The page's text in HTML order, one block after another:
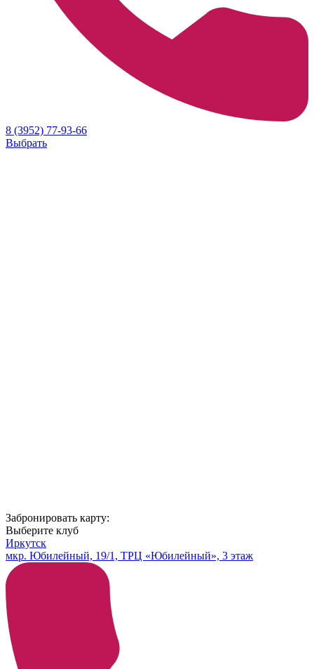
8 (3952) 77-93-66
Выбрать
Забронировать карту:
Выберите клуб
Иркутск
мкр. Юбилейный, 19/1, ТРЦ «Юбилейный», 3 этаж